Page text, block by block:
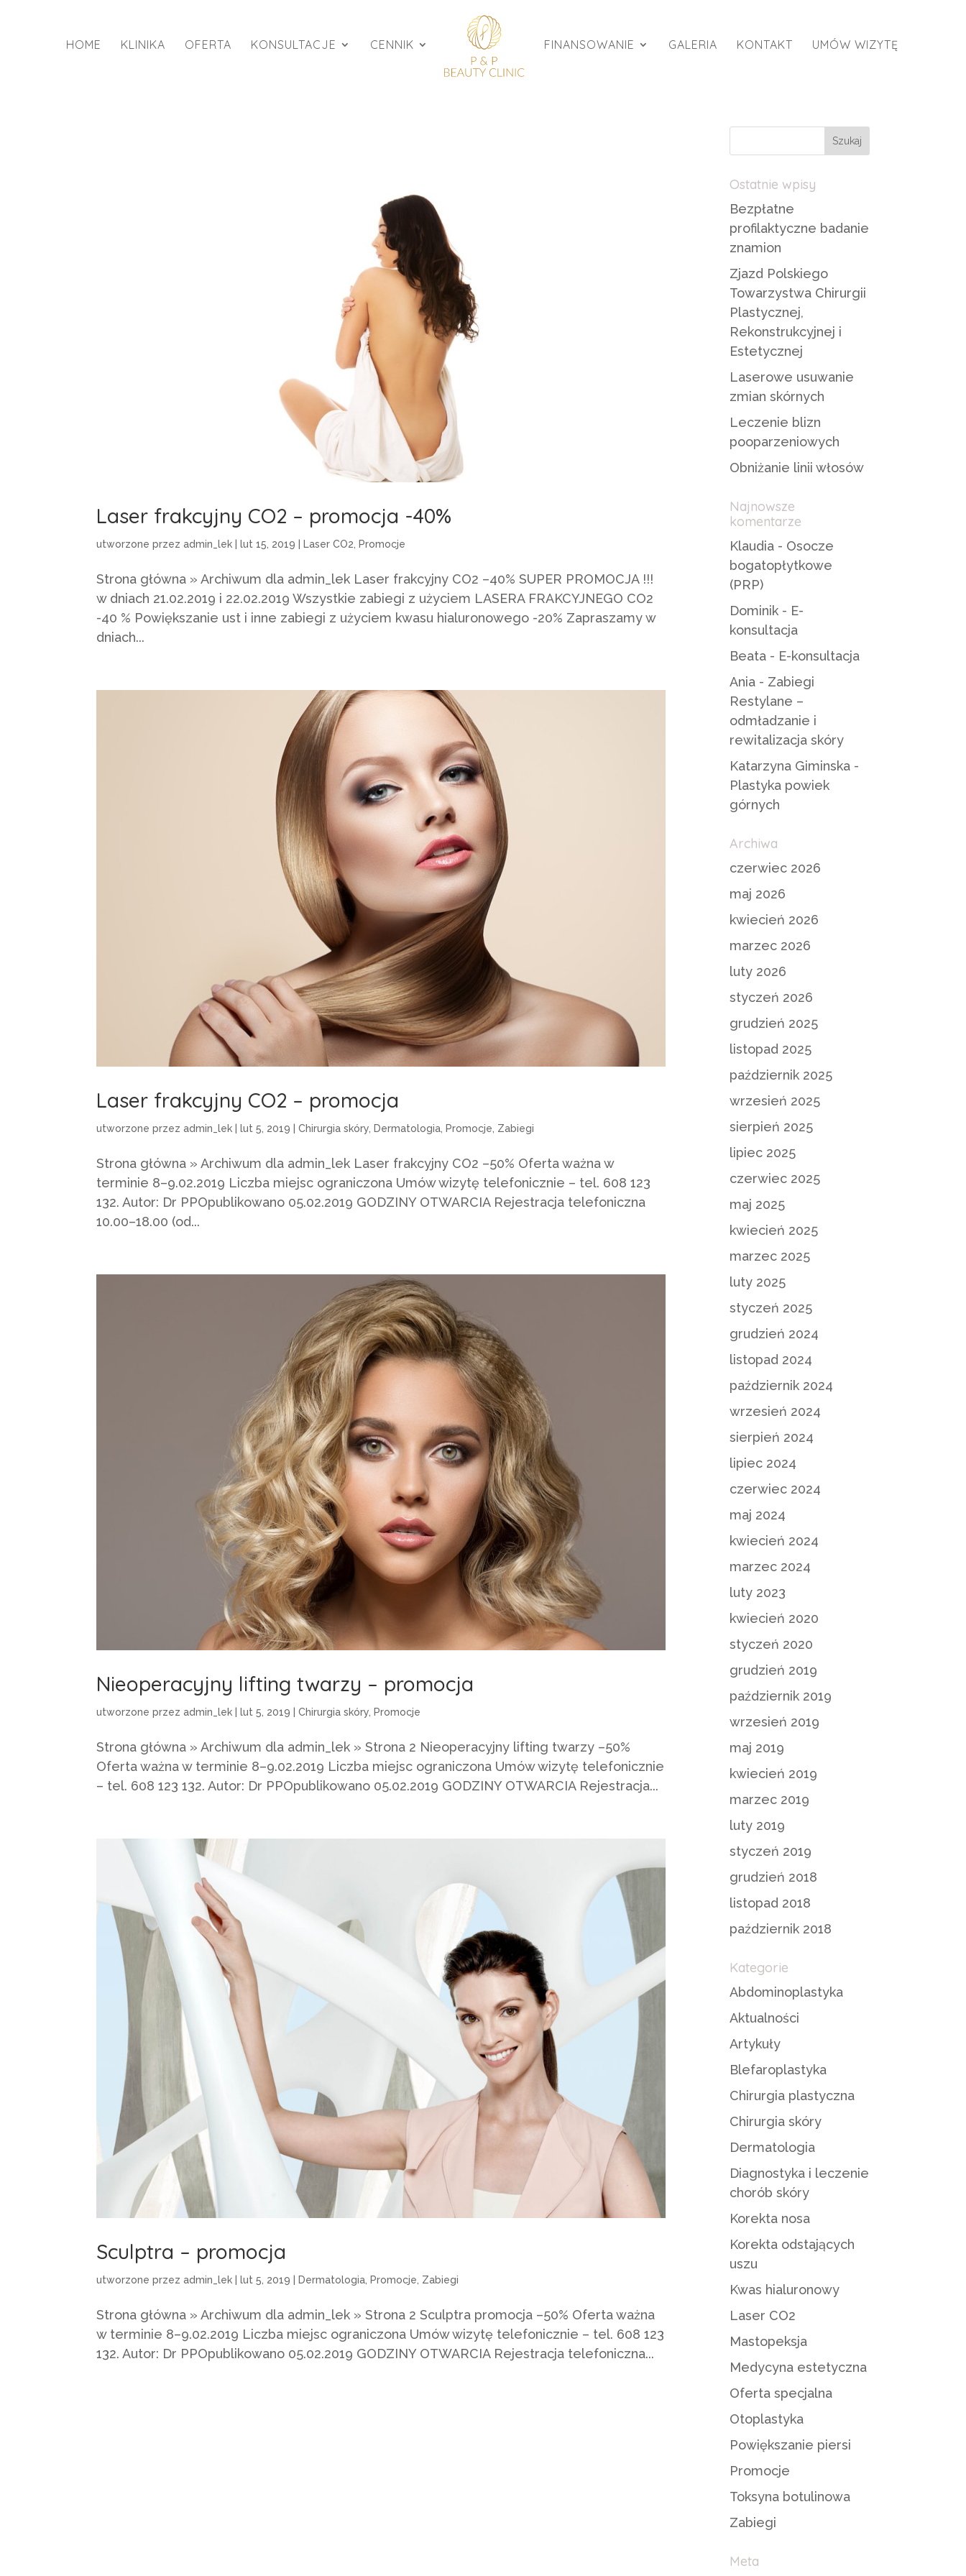
HOME KLINIKA OFERTA KONSULTACJE CENNIK FINANSOWANIE GALERIA KONTAKT UMÓW WIZYTĘ
Laser frakcyjny CO2 – promocja -40%
utworzone przezadmin_lek lut 15, 2019 Laser CO2 Promocje
Strona główna » Archiwum dla admin_lek Laser frakcyjny CO2 –40% SUPER PROMOCJA !!!
w dniach 21.02.2019 i 22.02.2019 Wszystkie zabiegi z użyciem LASERA FRAKCYJNEGO CO2
-40 % Powiększanie ust i inne zabiegi z użyciem kwasu hialuronowego -20% Zapraszamy w
dniach...
Laser frakcyjny CO2 – promocja
utworzone przezadmin_lek |lut 5, 2019 |Chirurgia skóry ,Dermatologia ,Promocje Zabiegi
Strona główna » Archiwum dla admin_lek Laser frakcyjny CO2 –50% Oferta ważna w
terminie 8–9.02.2019 Liczba miejsc ograniczona Umów wizytę telefonicznie – tel. 608 123
132. Autor: Dr PPOpublikowano 05.02.2019 GODZINY OTWARCIA Rejestracja telefoniczna
10.00–18.00 (od...
Nieoperacyjny lifting twarzy – promocja
utworzone przezadmin_lek |lut 5, 2019 |Chirurgia skóry, Promocje
Strona główna » Archiwum dla admin_lek » Strona 2 Nieoperacyjny lifting twarzy –50%
Oferta ważna w terminie 8–9.02.2019 Liczba miejsc ograniczona Umów wizytę telefonicznie
– tel. 608 123 132. Autor: Dr PPOpublikowano 05.02.2019 GODZINY OTWARCIA Rejestracja...
Sculptra – promocja
utworzone przezadmin_lek lut 5, 2019 Dermatologia Promocje Zabiegi
Strona główna » Archiwum dla admin_lek » Strona 2 Sculptra promocja –50% Oferta ważna
w terminie 8–9.02.2019 Liczba miejsc ograniczona Umów wizytę telefonicznie – tel. 608 123
132. Autor: Dr PPOpublikowano 05.02.2019 GODZINY OTWARCIA Rejestracja telefoniczna...
Ostatnie wpisy
Bezpłatne
profilaktyczne badanie
znamion
Zjazd Polskiego
Towarzystwa Chirurgii
Plastycznej,
Rekonstrukcyjnej i
Estetycznej
Laserowe usuwanie
zmian skórnych
Leczenie blizn
pooparzeniowych
Obniżanie linii włosów
Najnowsze
komentarze
Klaudia - Osocze
bogatopłytkowe
(PRP)
Dominik - E-
konsultacja
Beata - E-konsultacja
Ania - Zabiegi
Restylane –
odmładzanie i
rewitalizacja skóry
Katarzyna Giminska -
Plastyka powiek
górnych
Archiwa
czerwiec 2026
maj 2026
kwiecień 2026
marzec 2026
luty 2026
styczeń 2026
grudzień 2025
listopad 2025
październik 2025
wrzesień 2025
sierpień 2025
lipiec 2025
czerwiec 2025
maj 2025
kwiecień 2025
marzec 2025
luty 2025
styczeń 2025
grudzień 2024
listopad 2024
październik 2024
wrzesień 2024
sierpień 2024
lipiec 2024
czerwiec 2024
maj 2024
kwiecień 2024
marzec 2024
luty 2023
kwiecień 2020
styczeń 2020
grudzień 2019
październik 2019
wrzesień 2019
maj 2019
kwiecień 2019
marzec 2019
luty 2019
styczeń 2019
grudzień 2018
listopad 2018
październik 2018
Kategorie
Abdominoplastyka
Aktualności
Artykuły
Blefaroplastyka
Chirurgia plastyczna
Chirurgia skóry
Dermatologia
Diagnostyka i leczenie
chorób skóry
Korekta nosa
Korekta odstających
uszu
Kwas hialuronowy
Laser CO2
Mastopeksja
Medycyna estetyczna
Oferta specjalna
Otoplastyka
Powiększanie piersi
Promocje
Toksyna botulinowa
Zabiegi
Meta